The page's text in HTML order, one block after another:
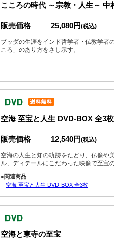
こころの時代 ～宗教・人生～
販売価格 25,080円(税込)
ブッダの生涯をインド哲学者・仏教学
ころ」のあり方をさし示す。
空海 至宝と人生 DVD-BOX 全3枚
販売価格 12,540円(税込)
空海の人生と知の軌跡をたどり、仏像
ル、ディテールにこだわった映像で至宝
●関連商品
空海 至宝と人生 DVD-BOX 全3枚
空海と東寺の至宝